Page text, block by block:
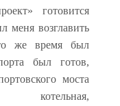
готовится
меня возглавить
же время был
был готов,
моста
котельная,